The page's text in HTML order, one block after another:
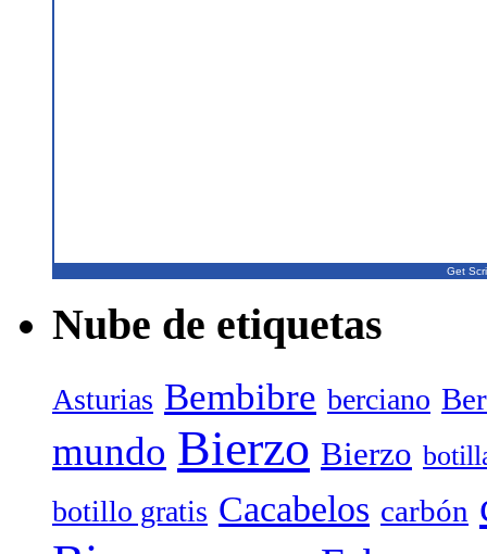
Get
Nube de etiquetas
Asturias Bembibre berciano
mundo Bierzo Bierzo
botillo gratis Cacabelos carbón